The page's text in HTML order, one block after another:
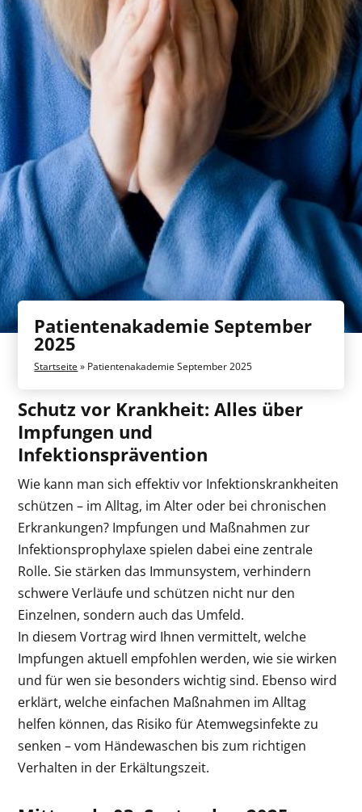
Patientenakademie September
2025
Startseite » Patientenakademie September 2025
Schutz vor Krankheit: Alles über
Impfungen und
Infektionsprävention
Wie kann man sich effektiv vor Infektionskrankheiten
schützen – im Alltag, im Alter oder bei chronischen
Erkrankungen? Impfungen und Maßnahmen zur
Infektionsprophylaxe spielen dabei eine zentrale
Rolle. Sie stärken das Immunsystem, verhindern
schwere Verläufe und schützen nicht nur den
Einzelnen, sondern auch das Umfeld.
In diesem Vortrag wird Ihnen vermittelt, welche
Impfungen aktuell empfohlen werden, wie sie wirken
und für wen sie besonders wichtig sind. Ebenso wird
erklärt, welche einfachen Maßnahmen im Alltag
helfen können, das Risiko für Atemwegsinfekte zu
senken – vom Händewaschen bis zum richtigen
Verhalten in der Erkältungszeit.